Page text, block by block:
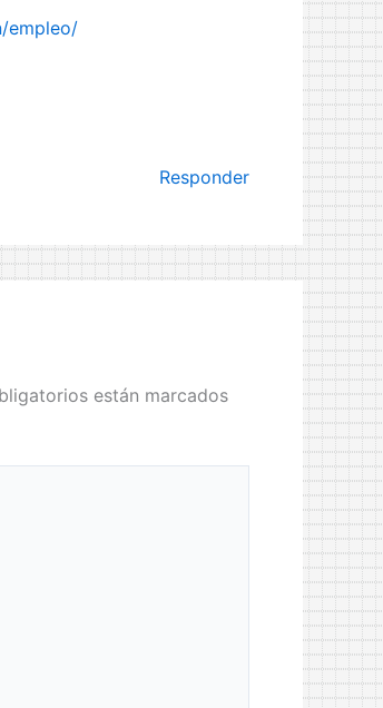
empleo/
Responder
están marcados